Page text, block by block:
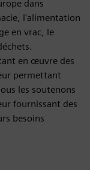
dans
l'alimentation
en vrac, le
en œuvre des
permettant
les soutenons
fournissant des
besoins